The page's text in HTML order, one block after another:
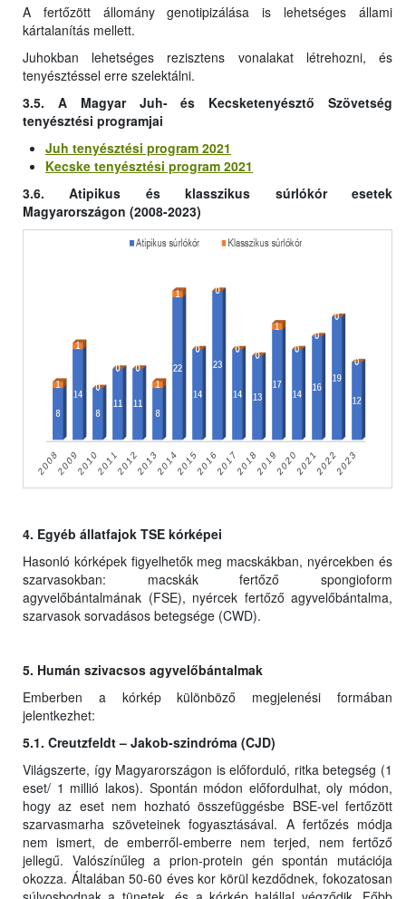
A fertőzött állomány genotipizálása is lehetséges állami
kártalanítás mellett.
Juhokban lehetséges rezisztens vonalakat létrehozni, és
tenyésztéssel erre szelektálni.
3.5. A Magyar Juh- és Kecsketenyésztő Szövetség
tenyésztési programjai
Juh tenyésztési program 2021
Kecske tenyésztési program 2021
3.6. Atipikus és klasszikus súrlókór esetek
Magyarországon (2008-2023)
4. Egyéb állatfajok TSE kórképei
Hasonló kórképek figyelhetők meg macskákban, nyércekben és
szarvasokban: macskák fertőző spongioform
agyvelőbántalmának (FSE), nyércek fertőző agyvelőbántalma,
szarvasok sorvadásos betegsége (CWD).
5. Humán szivacsos agyvelőbántalmak
Emberben a kórkép különböző megjelenési formában
jelentkezhet:
5.1. Creutzfeldt – Jakob-szindróma (CJD)
Világszerte, így Magyarországon is előforduló, ritka betegség (1
eset/ 1 millió lakos). Spontán módon előfordulhat, oly módon,
hogy az eset nem hozható összefüggésbe BSE-vel fertőzött
szarvasmarha szöveteinek fogyasztásával. A fertőzés módja
nem ismert, de emberről-emberre nem terjed, nem fertőző
jellegű. Valószínűleg a prion-protein gén spontán mutációja
okozza. Általában 50-60 éves kor körül kezdődnek, fokozatosan